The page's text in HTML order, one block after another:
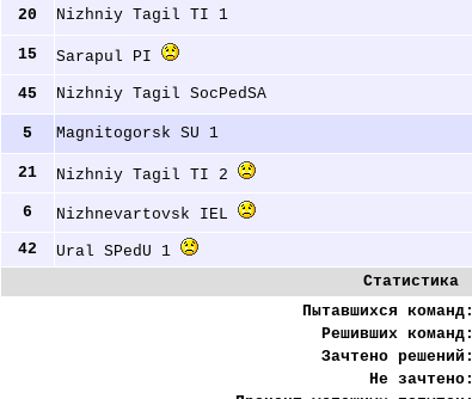
20 Nizhniy Tagil TI 1
15 Sarapul PI
45 Nizhniy Tagil SocPedSA
5 Magnitogorsk SU 1
21 Nizhniy Tagil TI 2
6 Nizhnevartovsk IEL
42 Ural SPedU 1
Статистика
Пытавшихся команд:
Решивших команд:
Зачтено решений:
Не зачтено: